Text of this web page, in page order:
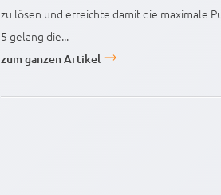
zu lösen und erreichte damit die maximale
5 gelang die...
zum ganzen Artikel